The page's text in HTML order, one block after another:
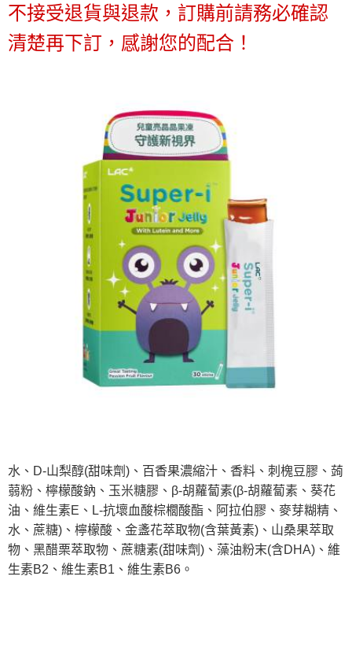
請求用戶進行身份認證。
５．嚴禁一人註冊多個帳號或使用他人資訊註冊。若發現惡意使用之情形，
恩沛科技股份有限公司將有權停止該用戶之使用額度並採取法律行動。
不接受退貨與退款，訂購前請務必確認
清楚再下訂，感謝您的配合！
水、D-山梨醇(甜味劑)、百香果濃縮汁、香料、刺槐豆膠、蒟
蒻粉、檸檬酸鈉、玉米糖膠、β-胡蘿蔔素(β-胡蘿蔔素、葵花
油、維生素E、L-抗壞血酸棕櫚酸酯、阿拉伯膠、麥芽糊精、
水、蔗糖)、檸檬酸、金盞花萃取物(含葉黃素)、山桑果萃取
物、黑醋栗萃取物、蔗糖素(甜味劑)、藻油粉末(含DHA)、維
生素B2、維生素B1、維生素B6。